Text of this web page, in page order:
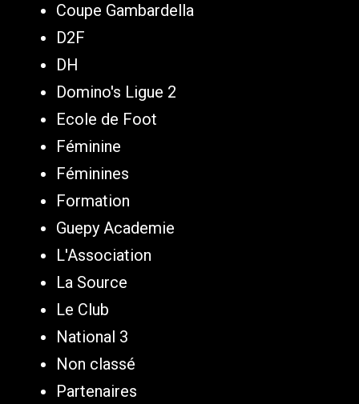
Coupe Gambardella
D2F
DH
Domino's Ligue 2
Ecole de Foot
Féminine
Féminines
Formation
Guepy Academie
L'Association
La Source
Le Club
National 3
Non classé
Partenaires